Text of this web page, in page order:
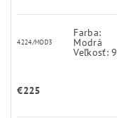
4224/MOD3
Farba:
Modrá
Veľkosť: 9
€225